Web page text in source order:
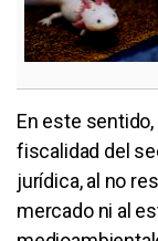
En este
fiscalidad del
jurídica, al no
mercado ni al